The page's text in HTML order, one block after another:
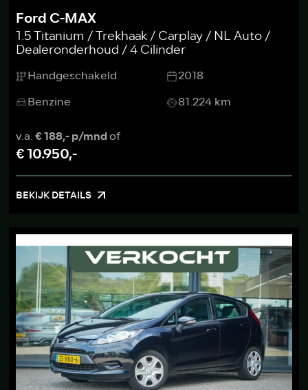
Ford C-MAX
1.5 Titanium / Trekhaak / Carplay / NL Auto /
Dealeronderhoud / 4 Cilinder
Handgeschakeld
2018
Benzine
81.224 km
v.a.€ 188,- p/mndof
€ 10.950,-
BEKIJK DETAILS